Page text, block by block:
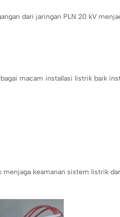
dari jaringan PLN 20 kV
macam installasi listrik baik
keamanan sistem listrik